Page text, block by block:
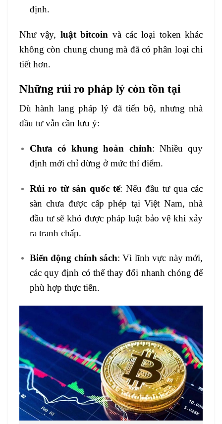
định.
Như vậy, luật bitcoin và các loại token khác
không còn chung chung mà đã có phân loại chi
tiết hơn.
Những rủi ro pháp lý còn tồn tại
Dù hành lang pháp lý đã tiến bộ, nhưng nhà
đầu tư vẫn cần lưu ý:
Chưa có khung hoàn chỉnh: Nhiều quy
định mới chỉ dừng ở mức thí điểm.
Rủi ro từ sàn quốc tế: Nếu đầu tư qua các
sàn chưa được cấp phép tại Việt Nam, nhà
đầu tư sẽ khó được pháp luật bảo vệ khi xảy
ra tranh chấp.
Biến động chính sách: Vì lĩnh vực này mới,
các quy định có thể thay đổi nhanh chóng để
phù hợp thực tiễn.